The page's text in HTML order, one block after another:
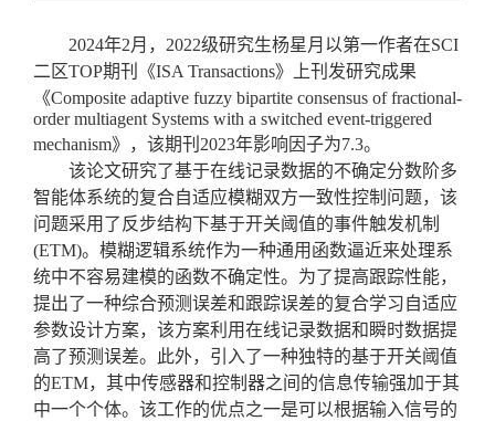
2024年2月， 2022级研究生杨星月以第一作者在SCI
二区TOP期刊《ISA Transactions》上刊发研究成果
《Composite adaptive fuzzy bipartite consensus of fractional-
order multiagent Systems with a switched event-triggered
mechanism》，该期刊 2023年影响因子为7.3。
该论文研究了基于在线记录数据的不确定分数阶多
智能体系统的复合自适应模糊双方一致性控制问题，该
问题采用了反步结构下基于开关阈值的事件触发机制
(ETM)。模糊逻辑系统作为一种通用函数逼近来处理系
统中不容易建模的函数不确定性。为了提高跟踪性能，
提出了一种综合预测误差和跟踪误差的复合学习自适应
参数设计方案，该方案利用在线记录数据和瞬时数据提
高了预测误差。此外，引入了一种独特的基于开关阈值
的ETM，其中传感器和控制器之间的信息传输强加于其
中一个个体。该工作的优点之一是可以根据输入信号的